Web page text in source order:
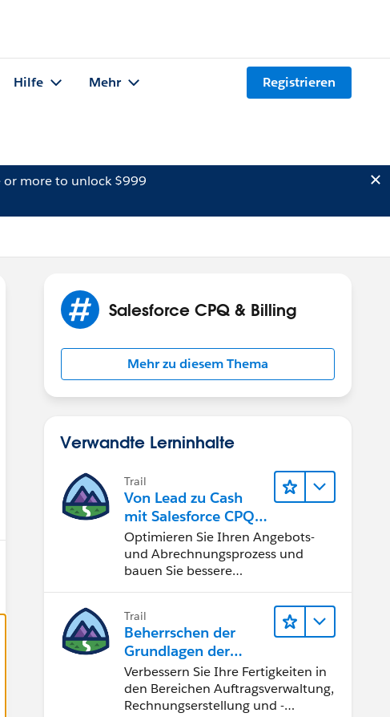
Hilfe Mehr Registrieren
or more to unlock $999
Salesforce CPQ & Billing
Mehr zu diesem Thema
Verwandte Lerninhalte
Trail
Von Lead zu Cash
mit Salesforce CPQ
und Billing
Optimieren Sie Ihren Angebots-
und Abrechnungsprozess und
bauen Sie bessere
Trail
Beherrschen der
Grundlagen der
Verwaltung von
Salesforce Billing
Verbessern Sie Ihre Fertigkeiten in
den Bereichen Auftragsverwaltung,
Rechnungserstellung und -